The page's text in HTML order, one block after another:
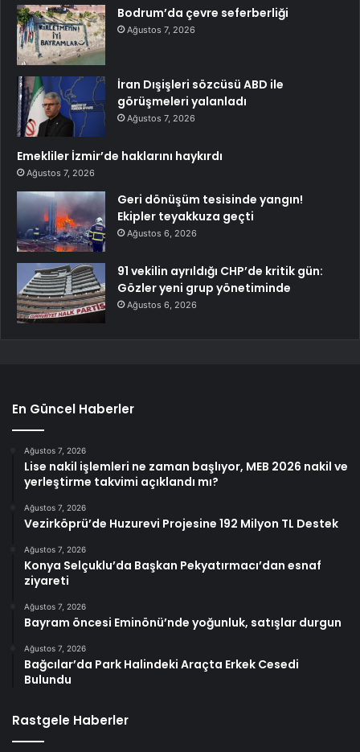
Bodrum’da çevre seferberliği
Ağustos 7, 2026
İran Dışişleri sözcüsü ABD ile
görüşmeleri yalanladı
Ağustos 7, 2026
Emekliler İzmir’de haklarını haykırdı
Ağustos 7, 2026
Geri dönüşüm tesisinde yangın!
Ekipler teyakkuza geçti
Ağustos 6, 2026
91 vekilin ayrıldığı CHP’de kritik gün:
Gözler yeni grup yönetiminde
Ağustos 6, 2026
En Güncel Haberler
Ağustos 7, 2026
Lise nakil işlemleri ne zaman başlıyor, MEB 2026 nakil ve
yerleştirme takvimi açıklandı mı?
Ağustos 7, 2026
Vezirköprü’de Huzurevi Projesine 192 Milyon TL Destek
Ağustos 7, 2026
Konya Selçuklu’da Başkan Pekyatırmacı’dan esnaf
ziyareti
Ağustos 7, 2026
Bayram öncesi Eminönü’nde yoğunluk, satışlar durgun
Ağustos 7, 2026
Bağcılar’da Park Halindeki Araçta Erkek Cesedi
Bulundu
Rastgele Haberler